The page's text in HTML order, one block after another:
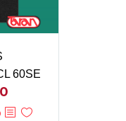
60SE